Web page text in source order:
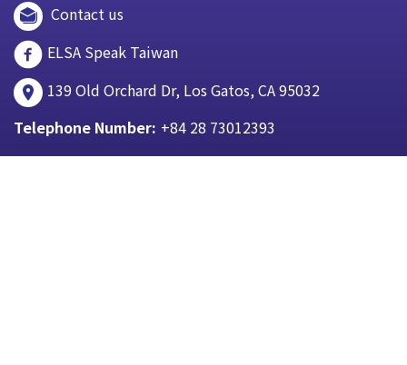
Contact us
ELSA Speak Taiwan
139 Old Orchard Dr, Los Gatos, CA 95032
Telephone Number: +84 28 73012393